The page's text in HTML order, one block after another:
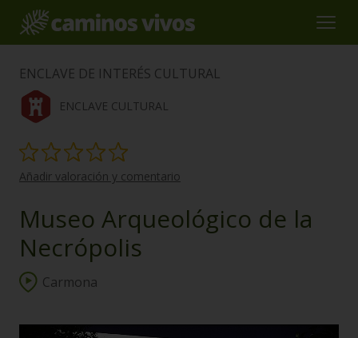
ENCLAVE DE INTERÉS CULTURAL
ENCLAVE CULTURAL
Añadir valoración y comentario
Museo Arqueológico de la
Necrópolis
Carmona